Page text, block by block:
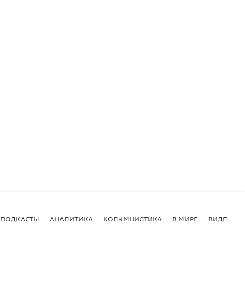
ПОДКАСТЫ АНАЛИТИКА КОЛУМНИСТИКА В МИРЕ ВИДЕО